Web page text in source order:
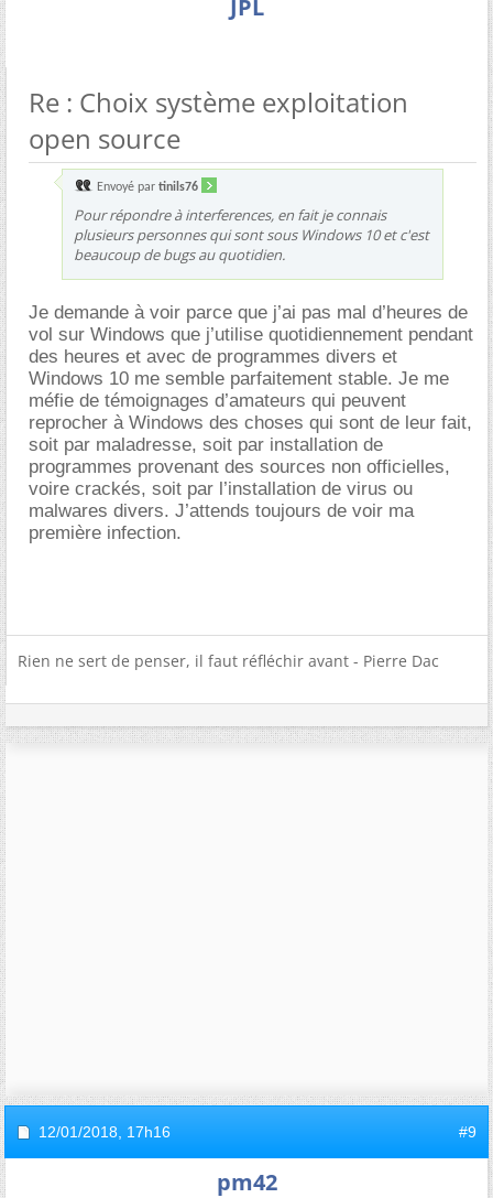
JPL
Re : Choix système exploitation
open source
Envoyé par tinils76
Pour répondre à interferences, en fait je connais
plusieurs personnes qui sont sous Windows 10 et c'est
beaucoup de bugs au quotidien.
Je demande à voir parce que j’ai pas mal d’heures de
vol sur Windows que j’utilise quotidiennement pendant
des heures et avec de programmes divers et
Windows 10 me semble parfaitement stable. Je me
méfie de témoignages d’amateurs qui peuvent
reprocher à Windows des choses qui sont de leur fait,
soit par maladresse, soit par installation de
programmes provenant des sources non officielles,
voire crackés, soit par l’installation de virus ou
malwares divers. J’attends toujours de voir ma
première infection.
Rien ne sert de penser, il faut réfléchir avant - Pierre Dac
12/01/2018, 17h16 #9
pm42